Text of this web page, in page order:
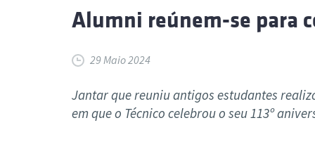
História
Logo e
Campi
As últimas notícias e eventos
Todos
Alumni reúnem-se para
29 Maio 2024
Jantar que reuniu antigos estudantes
em que o Técnico celebrou o seu 113º